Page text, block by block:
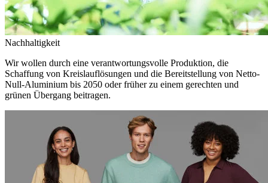
Nachhaltigkeit
Wir wollen durch eine verantwortungsvolle Produktion, die
Schaffung von Kreislauflösungen und die Bereitstellung von Netto-
Null-Aluminium bis 2050 oder früher zu einem gerechten und
grünen Übergang beitragen.